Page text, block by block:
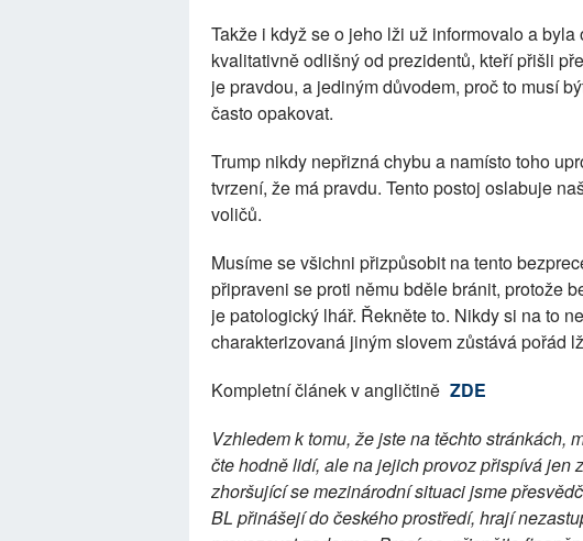
Takže i když se o jeho lži už informovalo a
kvalitativně odlišný od prezidentů, kteří přišli
je pravdou, a jediným důvodem, proč to musí
často opakovat.
Trump nikdy nepřizná chybu a namísto toho
tvrzení, že má pravdu. Tento postoj oslabuje
voličů.
Musíme se všichni přizpůsobit na tento
připraveni se proti němu bděle bránit, protože
je patologický lhář. Řekněte to. Nikdy si na to
charakterizovaná jiným slovem zůstává pořád
Kompletní článek v angličtině ZDE
Vzhledem k tomu, že jste na těchto stránkách,
čte hodně lidí, ale na jejich provoz přispívá jen
zhoršující se mezinárodní situaci jsme
BL přinášejí do českého prostředí, hrají